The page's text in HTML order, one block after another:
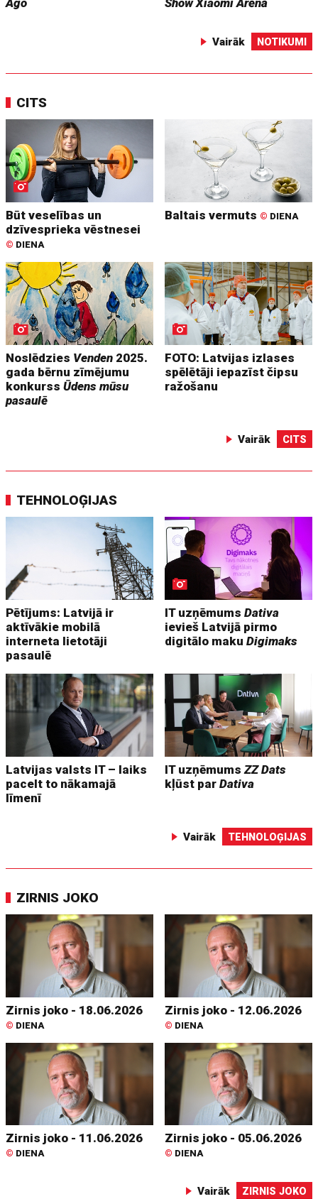
Vairāk NOTIKUMI
CITS
Būt veselības un
dzīvesprieka vēstnesei
© DIENA
Baltais vermuts © DIENA
Noslēdzies Venden 2025.
gada bērnu zīmējumu
konkurssŪdens mūsu
pasaulē
FOTO: Latvijas izlases
spēlētāji iepazīst čipsu
ražošanu
Vairāk CITS
TEHNOLOĢIJAS
Pētījums: Latvijā ir
aktīvākie mobilā
interneta lietotāji
pasaulē
IT uzņēmumsDativa
ievieš Latvijā pirmo
digitālo makuDigimaks
Latvijas valsts IT – laiks
pacelt to nākamajā
līmenī
IT uzņēmumsZZ Dats
kļūst parDativa
Vairāk TEHNOLOĢIJAS
ZIRNIS JOKO
Zirnis joko - 18.06.2026
© DIENA
Zirnis joko - 12.06.2026
© DIENA
Zirnis joko - 11.06.2026
© DIENA
Zirnis joko - 05.06.2026
© DIENA
Vairāk ZIRNIS JOKO